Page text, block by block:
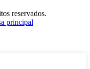
reservados.
principal